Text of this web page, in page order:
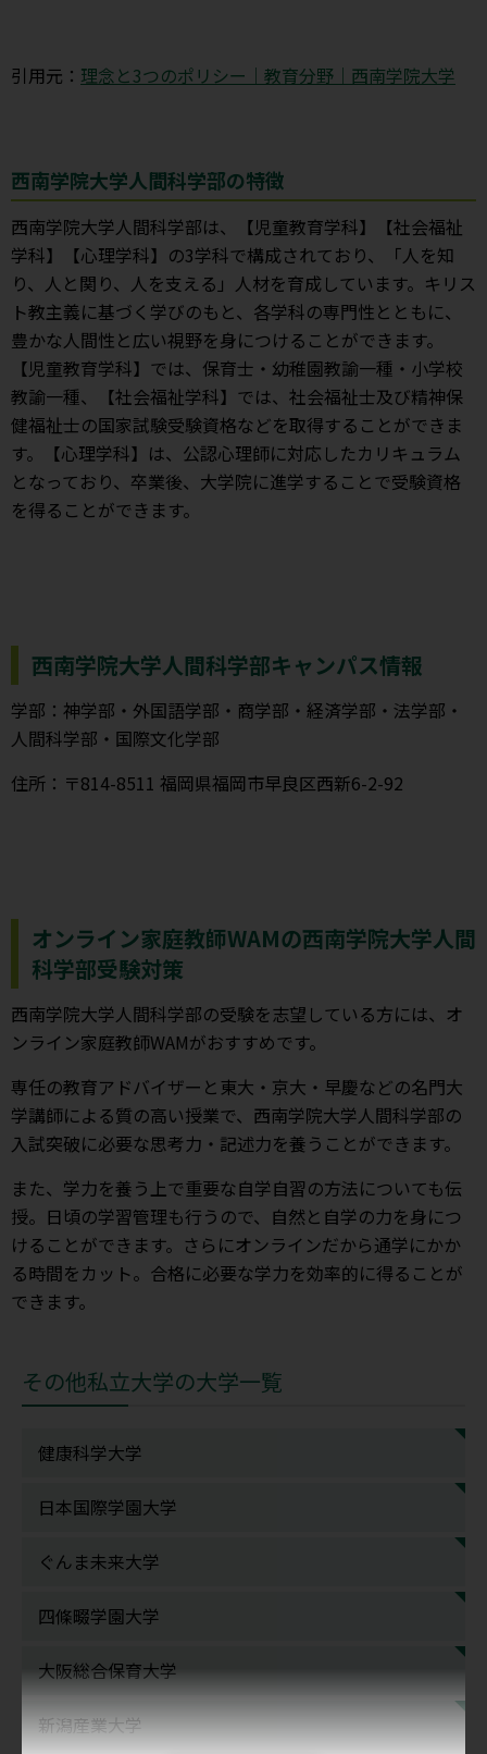
引用元： 理念と3つのポリシー｜教育分野｜西南学院大学
西南学院大学人間科学部の特徴
西南学院大学人間科学部は、【児童教育学科】【社会福祉
学科】【心理学科】の3学科で構成されており、「人を知
り、人と関り、人を支える」人材を育成しています。キリス
ト教主義に基づく学びのもと、各学科の専門性とともに、
豊かな人間性と広い視野を身につけることができます。
【児童教育学科】では、保育士・幼稚園教諭一種・小学校
教諭一種、【社会福祉学科】では、社会福祉士及び精神保
健福祉士の国家試験受験資格などを取得することができま
す。【心理学科】は、公認心理師に対応したカリキュラム
となっており、卒業後、大学院に進学することで受験資格
を得ることができます。
西南学院大学人間科学部キャンパス情報
学部：神学部・外国語学部・商学部・経済学部・法学部・
人間科学部・国際文化学部
住所：〒814-8511 福岡県福岡市早良区西新6-2-92
オンライン家庭教師WAMの西南学院大学人間
科学部受験対策
西南学院大学人間科学部の受験を志望している方には、オ
ンライン家庭教師WAMがおすすめです。
専任の教育アドバイザーと東大・京大・早慶などの名門大
学講師による質の高い授業で、西南学院大学人間科学部の
入試突破に必要な思考力・記述力を養うことができます。
また、学力を養う上で重要な自学自習の方法についても伝
授。日頃の学習管理も行うので、自然と自学の力を身につ
けることができます。さらにオンラインだから通学にかか
る時間をカット。合格に必要な学力を効率的に得ることが
できます。
その他私立大学の大学一覧
健康科学大学
日本国際学園大学
ぐんま未来大学
四條畷学園大学
大阪総合保育大学
新潟産業大学